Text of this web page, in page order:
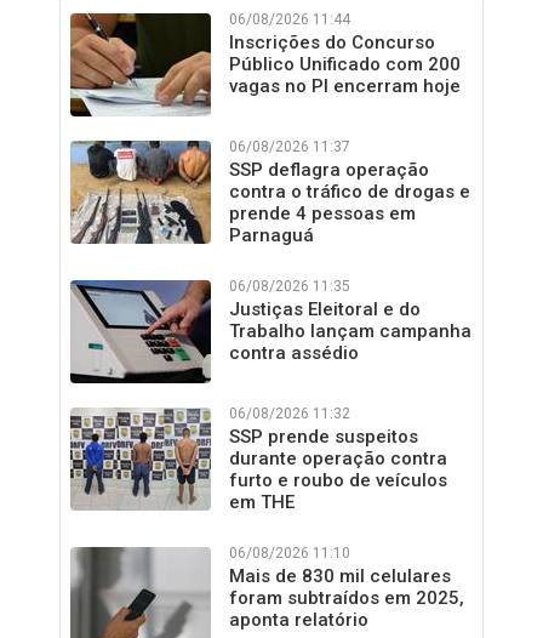
06/08/2026 11:44
Inscrições do Concurso
Público Unificado com 200
vagas no PI encerram hoje
06/08/2026 11:37
SSP deflagra operação
contra o tráfico de drogas e
prende 4 pessoas em
Parnaguá
06/08/2026 11:35
Justiças Eleitoral e do
Trabalho lançam campanha
contra assédio
06/08/2026 11:32
SSP prende suspeitos
durante operação contra
furto e roubo de veículos
em THE
06/08/2026 11:10
Mais de 830 mil celulares
foram subtraídos em 2025,
aponta relatório